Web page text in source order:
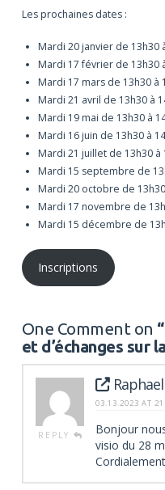
Les prochaines dates :
Mardi 20 janvier de 13h30
Mardi 17 février de 13h30
Mardi 17 mars de 13h30 à
Mardi 21 avril de 13h30 à
Mardi 19 mai de 13h30 à
Mardi 16 juin de 13h30 à
Mardi 21 juillet de 13h30 à
Mardi 15 septembre de
Mardi 20 octobre de
Mardi 17 novembre de
Mardi 15 décembre de
Inscriptions
One Comment on
et d’échanges sur
REPLY
03.13.2023 AT
Bonjour
visio du 28
Cordialement